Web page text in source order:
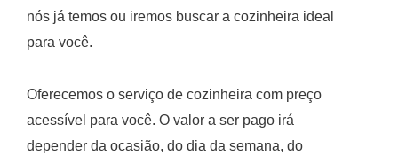
nós já temos ou iremos buscar a cozinheira ideal
para você.
Oferecemos o serviço de cozinheira com preço
acessível para você. O valor a ser pago irá
depender da ocasião, do dia da semana, do